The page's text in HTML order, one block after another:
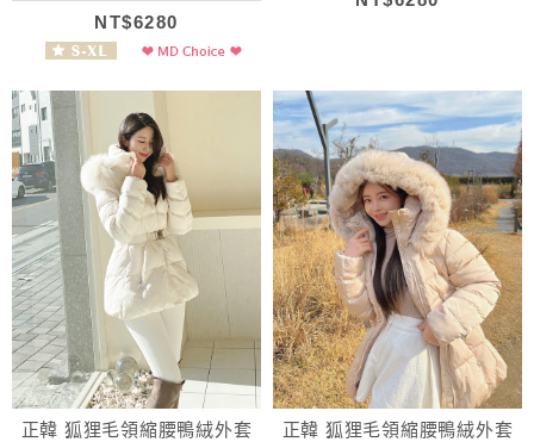
NT$6280
正韓 狐狸毛領縮腰鴨絨外套 正韓 狐狸毛領縮腰鴨絨外套